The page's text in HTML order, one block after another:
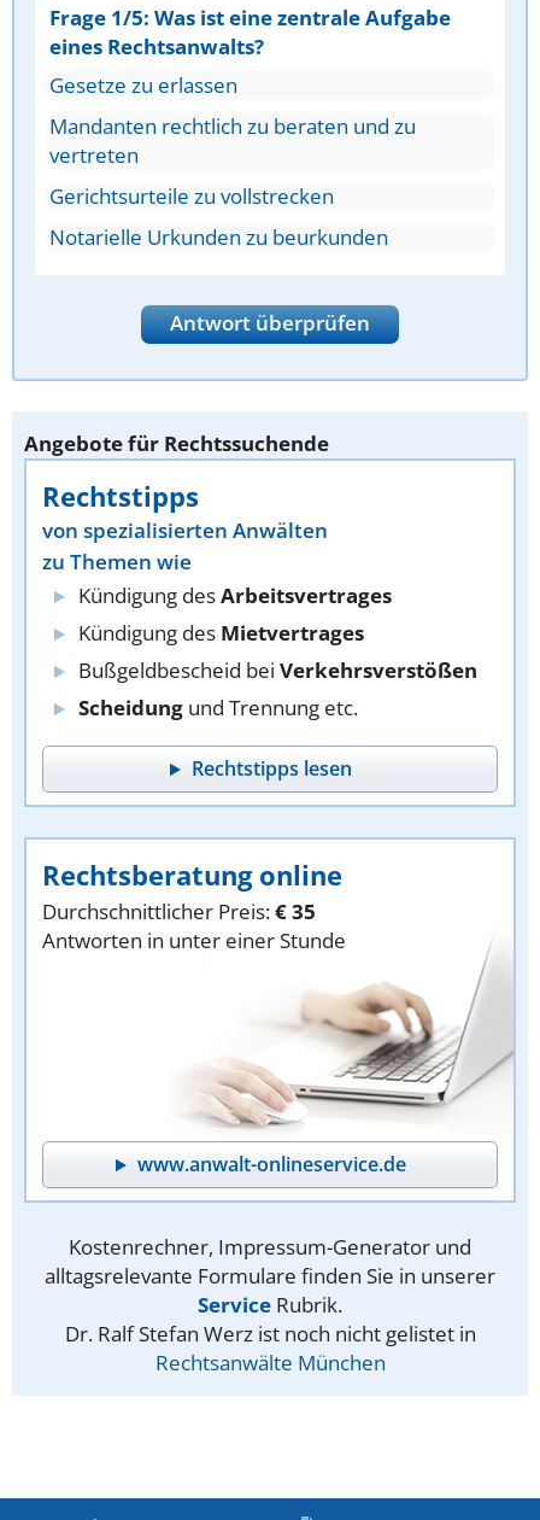
Frage 1/5: Was ist eine zentrale Aufgabe
eines Rechtsanwalts?
Gesetze zu erlassen
Mandanten rechtlich zu beraten und zu
vertreten
Gerichtsurteile zu vollstrecken
Notarielle Urkunden zu beurkunden
Antwort überprüfen
Angebote für Rechtssuchende
Rechtstipps
von spezialisierten Anwälten
zu Themen wie
Kündigung desArbeitsvertrages
Kündigung des Mietvertrages
Bußgeldbescheid bei Verkehrsverstößen
Scheidung und Trennung etc.
Rechtstipps lesen
Rechtsberatung online
Durchschnittlicher Preis:€ 35
Antworten in unter einer Stunde
www.anwalt-onlineservice.de
Kostenrechner, Impressum-Generator und
alltagsrelevante Formulare finden Sie in unserer
Service Rubrik.
Dr. Ralf Stefan Werz ist noch nicht gelistet in
Rechtsanwälte München